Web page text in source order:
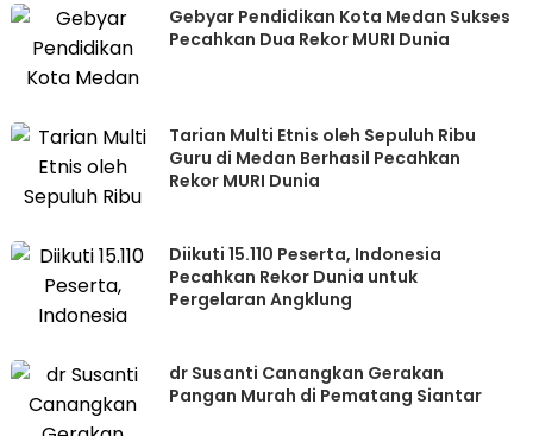
Gebyar Pendidikan Kota Medan Sukses
Pecahkan Dua Rekor MURI Dunia
Tarian Multi Etnis oleh Sepuluh Ribu
Guru di Medan Berhasil Pecahkan
Rekor MURI Dunia
Diikuti 15.110 Peserta, Indonesia
Pecahkan Rekor Dunia untuk
Pergelaran Angklung
dr Susanti Canangkan Gerakan
Pangan Murah di Pematang Siantar